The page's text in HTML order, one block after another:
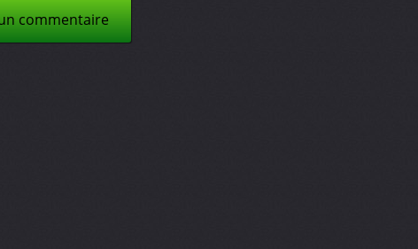
commentaire